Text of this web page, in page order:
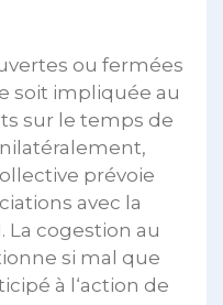
ou fermées
soit impliquée au
sur le temps de
prévoie
avec la
cogestion au
si mal que
à l‘action de